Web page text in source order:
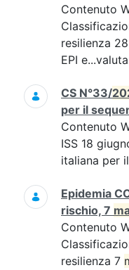
Contenuto
resilienza 28
EPI
CS N°33/
per il
Contenuto
ISS 18
italiana per
Epidemia
rischio, 7
Contenuto
resilienza 7